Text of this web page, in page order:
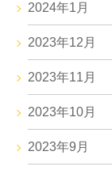
2024年1月
2023年12月
2023年11月
2023年10月
2023年9月